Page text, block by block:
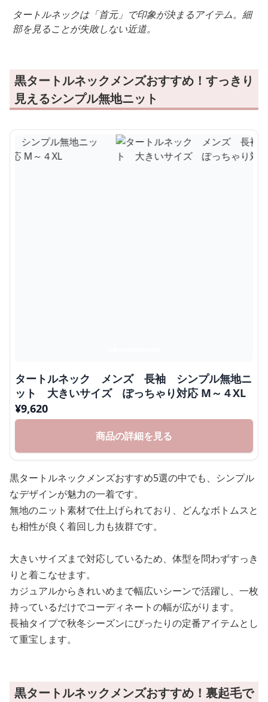
タートルネックは「首元」で印象が決まるアイテム。細
部を見ることが失敗しない近道。
黒タートルネックメンズおすすめ！すっきり
見えるシンプル無地ニット
タートルネック メンズ 長袖 シンプル無地ニ
ット 大きいサイズ ぽっちゃり対応 M～４XL
¥9,620
商品の詳細を見る
黒タートルネックメンズおすすめ5選の中でも、シンプル
なデザインが魅力の一着です。
無地のニット素材で仕上げられており、どんなボトムスと
も相性が良く着回し力も抜群です。
大きいサイズまで対応しているため、体型を問わずすっき
りと着こなせます。
カジュアルからきれいめまで幅広いシーンで活躍し、一枚
持っているだけでコーディネートの幅が広がります。
長袖タイプで秋冬シーズンにぴったりの定番アイテムとし
て重宝します。
黒タートルネックメンズおすすめ！裏起毛で